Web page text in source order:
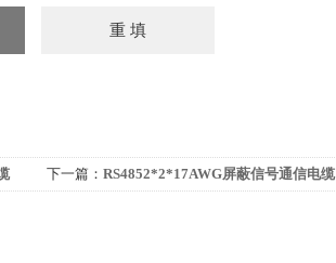
下一篇： RS4852*2*17AWG屏蔽信号通信电缆